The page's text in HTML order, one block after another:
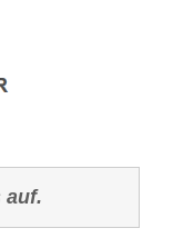
auf.